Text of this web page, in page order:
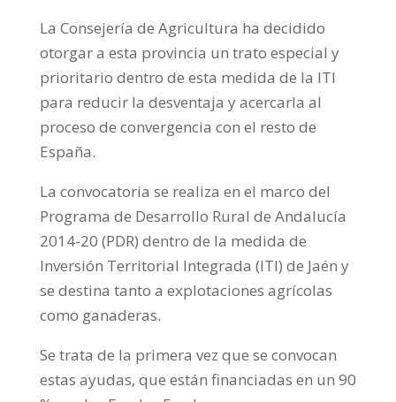
La Consejería de Agricultura ha decidido
otorgar a esta provincia un trato especial y
prioritario dentro de esta medida de la ITI
para reducir la desventaja y acercarla al
proceso de convergencia con el resto de
España.
La convocatoria se realiza en el marco del
Programa de Desarrollo Rural de Andalucía
2014-20 (PDR) dentro de la medida de
Inversión Territorial Integrada (ITI) de Jaén y
se destina tanto a explotaciones agrícolas
como ganaderas.
Se trata de la primera vez que se convocan
estas ayudas, que están financiadas en un 90